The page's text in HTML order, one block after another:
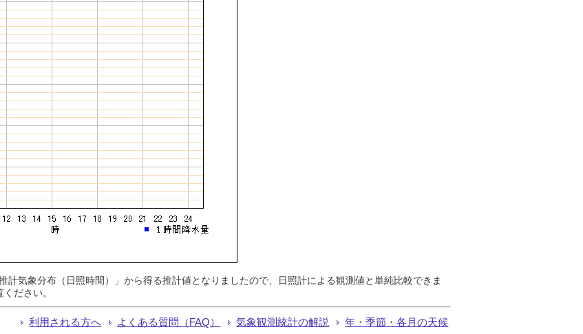
計気象分布（日照時間）」から得る推計値となりましたので、日照計による観測値と単純比較できま
ください。
利用される方へ よくある質問（FAQ） 気象観測統計の解説 年・季節・各月の天候